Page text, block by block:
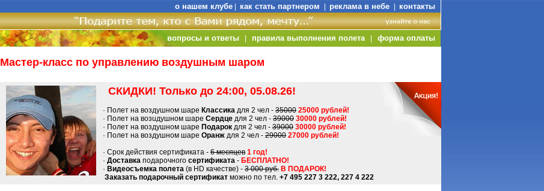
о нашем клубе как стать партнером реклама в небе контакты
вопросы и ответы правила выполнения полета| форма оплаты
Мастер-класс по управлению воздушным шаром
СКИДКИ! Только до 24:00, 05.08.26!
· Полет на воздушном шаре Классика для 2 чел - 35000 25000 рублей!
· Полет на возuдушном шаре Сердце для 2 чел - 39000 30000 рублей!
· Полет на воздушном шаре Подарок для 2 чел - 39000 30000 рублей!
· Полет на воздушном шаре Оранж для 2 чел - 29000 27000 рублей!
· Срок действия сертификата - 6 месяцев 1 год!
· Доставка подарочного сертификата - БЕСПЛАТНО!
· Видеосъемка полета (в HD качестве) - 3 000 руб. В ПОДАРОК!
Заказать подарочный сертификат можно по тел. +7 495 227 3 222, 227 4 222